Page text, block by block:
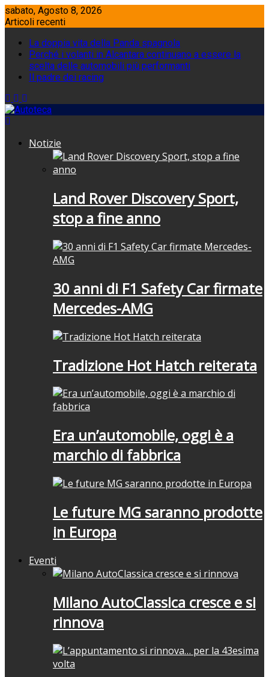
Skip
to
sabato, Agosto 8, 2026
Articoli recenti
La doppia vita della Panda spagnola
Perché i volanti in Alcantara continuano a essere la
scelta delle automobili più performanti
Il padre dei racing
Notizie
Land Rover Discovery Sport,
stop a fine anno
30 anni di F1 Safety Car firmate
Mercedes-AMG
Tradizione Hot Hatch reiterata
Era un’automobile, oggi è a
marchio di fabbrica
Le future MG saranno prodotte
in Europa
Eventi
Milano AutoClassica cresce e si
rinnova